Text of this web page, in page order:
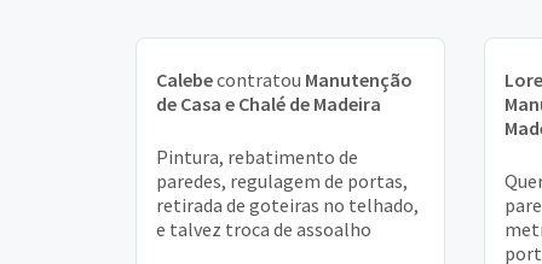
Calebecontratou Manutenção
de Casa e Chalé de Madeira
Pintura, rebatimento de
paredes, regulagem de portas,
retirada de goteiras no telhado,
e talvez troca de assoalho